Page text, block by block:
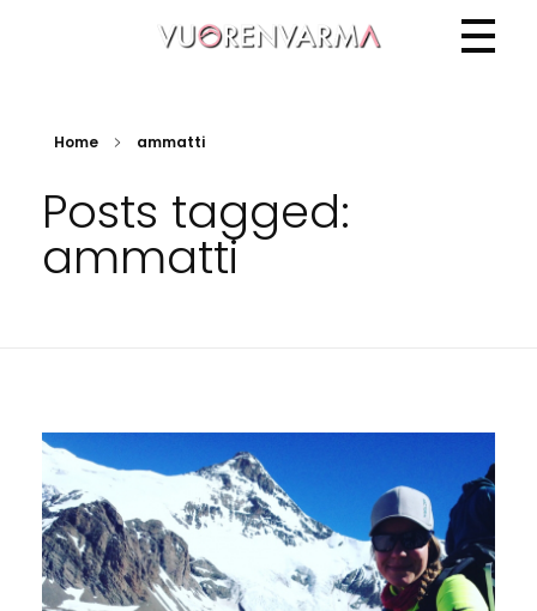
Home ammatti
Posts tagged:
ammatti